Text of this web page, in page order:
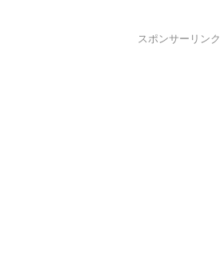
スポンサーリンク